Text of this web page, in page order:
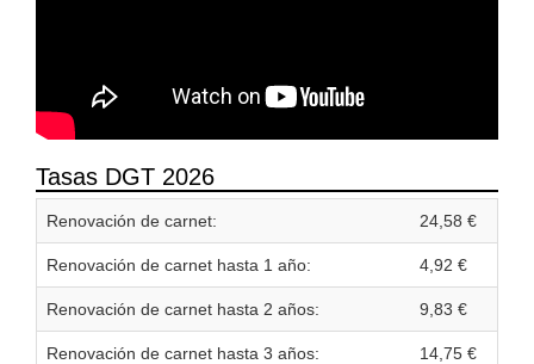
Tasas DGT 2026
Renovación de carnet: 24,58 €
Renovación de carnet hasta 1 año: 4,92 €
Renovación de carnet hasta 2 años: 9,83 €
Renovación de carnet hasta 3 años: 14,75 €